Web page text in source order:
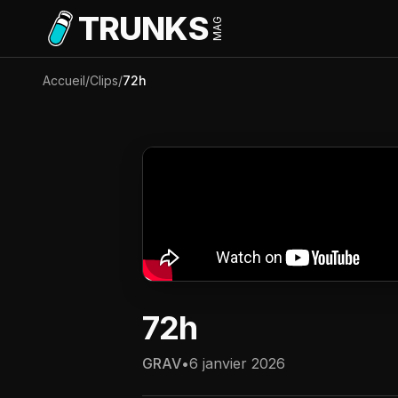
Aller au contenu principal
TRUNKSMAG
Accueil/Clips/72h
72h
GRAV•6 janvier 2026